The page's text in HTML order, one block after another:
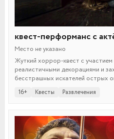
квест-перформанс с
Место не указано
Жуткий хоррор-квест с
реалистичными декорациями и
бесстрашных искателей острых
столкнуться с собственными
16+ Квесты Развлечения